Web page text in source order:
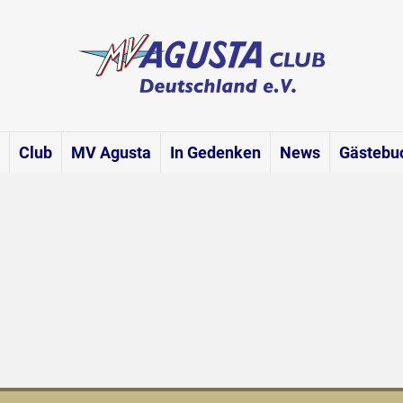
Club MV Agusta In Gedenken News